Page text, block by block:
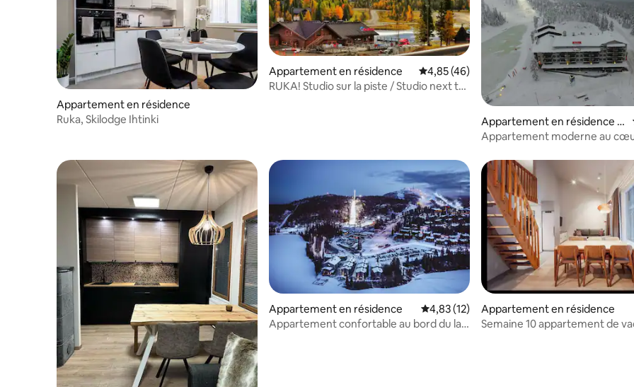
Appartement en résidence
Ruka, Skilodge Ihtinki
Appartement en résidence Évaluation moyenne sur la base de 46
4,85 (46)
RUKA! Studio sur la piste / Studio next to
Appartement en résidence ⋅
Ruka
Appartement moderne au
Appartement en résidence Évaluation moyenne sur la base de 12
4,83 (12)
Appartement confortable au bord du lac
Appartement en résidence
Semaine 10 appartement de